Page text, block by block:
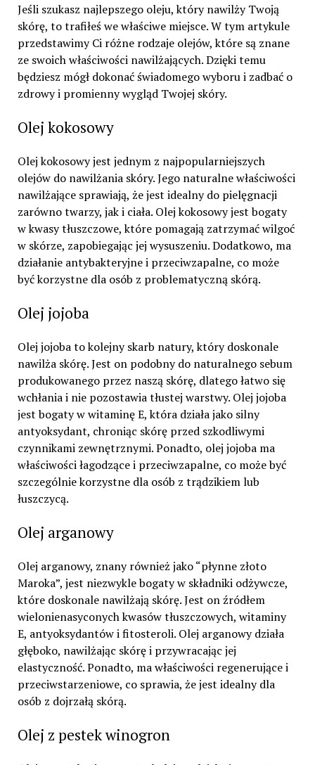
Jeśli szukasz najlepszego oleju, który nawilży Twoją
skórę, to trafiłeś we właściwe miejsce. W tym artykule
przedstawimy Ci różne rodzaje olejów, które są znane
ze swoich właściwości nawilżających. Dzięki temu
będziesz mógł dokonać świadomego wyboru i zadbać o
zdrowy i promienny wygląd Twojej skóry.
Olej kokosowy
Olej kokosowy jest jednym z najpopularniejszych
olejów do nawilżania skóry. Jego naturalne właściwości
nawilżające sprawiają, że jest idealny do pielęgnacji
zarówno twarzy, jak i ciała. Olej kokosowy jest bogaty
w kwasy tłuszczowe, które pomagają zatrzymać wilgoć
w skórze, zapobiegając jej wysuszeniu. Dodatkowo, ma
działanie antybakteryjne i przeciwzapalne, co może
być korzystne dla osób z problematyczną skórą.
Olej jojoba
Olej jojoba to kolejny skarb natury, który doskonale
nawilża skórę. Jest on podobny do naturalnego sebum
produkowanego przez naszą skórę, dlatego łatwo się
wchłania i nie pozostawia tłustej warstwy. Olej jojoba
jest bogaty w witaminę E, która działa jako silny
antyoksydant, chroniąc skórę przed szkodliwymi
czynnikami zewnętrznymi. Ponadto, olej jojoba ma
właściwości łagodzące i przeciwzapalne, co może być
szczególnie korzystne dla osób z trądzikiem lub
łuszczycą.
Olej arganowy
Olej arganowy, znany również jako “płynne złoto
Maroka”, jest niezwykle bogaty w składniki odżywcze,
które doskonale nawilżają skórę. Jest on źródłem
wielonienasyconych kwasów tłuszczowych, witaminy
E, antyoksydantów i fitosteroli. Olej arganowy działa
głęboko, nawilżając skórę i przywracając jej
elastyczność. Ponadto, ma właściwości regenerujące i
przeciwstarzeniowe, co sprawia, że jest idealny dla
osób z dojrzałą skórą.
Olej z pestek winogron